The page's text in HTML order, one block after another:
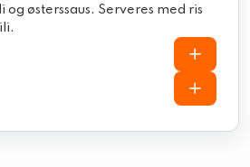
østerssaus. Serveres med ris